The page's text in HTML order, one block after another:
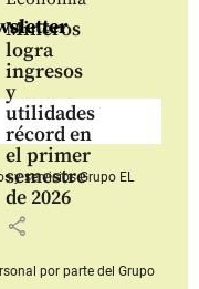
Mineros
logra
ingresos
y
utilidades
récord en
el primer
semestre
de 2026
share
y serviciosGrupo EL
por parte del Grupo